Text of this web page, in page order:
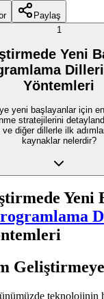
Paylaş
1
Yeni
Yöntemleri
yeni başlayanlar için
stratejilerini
diğer dillerle ilk
kaynaklar nelerdir?
Yeni
teknolojinin